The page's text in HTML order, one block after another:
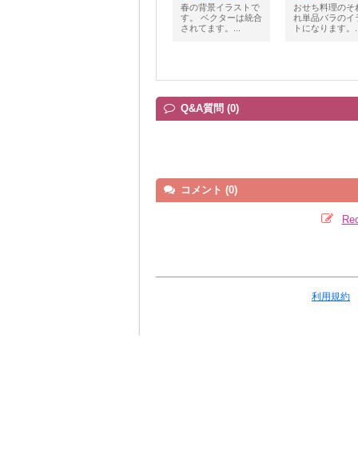
春の背景イラストで
す。 ベクターは統合
されてます。...
おせち料理のそ
れ単品バラのイ
トになります。
Q&A質問 (0)
コメント (0)
利用規約